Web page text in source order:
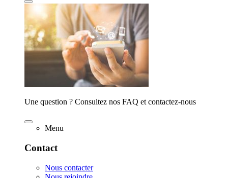
Une question ? Consultez nos FAQ et contactez-nous
Menu
Contact
Nous contacter